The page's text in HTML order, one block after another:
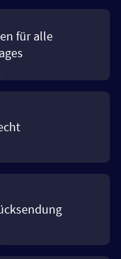
für alle